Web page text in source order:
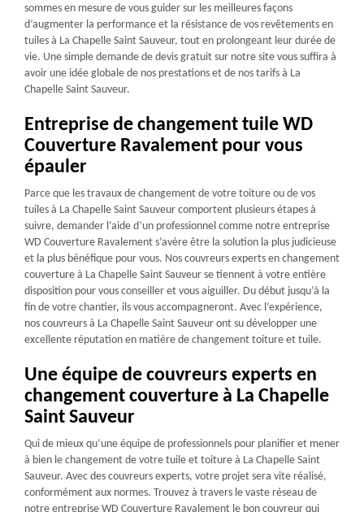
sommes en mesure de vous guider sur les meilleures façons
d’augmenter la performance et la résistance de vos revêtements en
tuiles à La Chapelle Saint Sauveur, tout en prolongeant leur durée de
vie. Une simple demande de devis gratuit sur notre site vous suffira à
avoir une idée globale de nos prestations et de nos tarifs à La
Chapelle Saint Sauveur.
Entreprise de changement tuile WD
Couverture Ravalement pour vous
épauler
Parce que les travaux de changement de votre toiture ou de vos
tuiles à La Chapelle Saint Sauveur comportent plusieurs étapes à
suivre, demander l’aide d’un professionnel comme notre entreprise
WD Couverture Ravalement s’avère être la solution la plus judicieuse
et la plus bénéfique pour vous. Nos couvreurs experts en changement
couverture à La Chapelle Saint Sauveur se tiennent à votre entière
disposition pour vous conseiller et vous aiguiller. Du début jusqu’à la
fin de votre chantier, ils vous accompagneront. Avec l’expérience,
nos couvreurs à La Chapelle Saint Sauveur ont su développer une
excellente réputation en matière de changement toiture et tuile.
Une équipe de couvreurs experts en
changement couverture à La Chapelle
Saint Sauveur
Qui de mieux qu’une équipe de professionnels pour planifier et mener
à bien le changement de votre tuile et toiture à La Chapelle Saint
Sauveur. Avec des couvreurs experts, votre projet sera vite réalisé,
conformément aux normes. Trouvez à travers le vaste réseau de
notre entreprise WD Couverture Ravalement le bon couvreur qui